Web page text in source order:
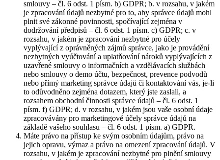
smlouvy – čl. 6 odst. 1 písm. b) GDPR; b. v rozsahu, v jakém
je zpracování údajů nezbytné pro to, aby správce údajů mohl
plnit své zákonné povinnosti, spočívající zejména v
dodržování předpisů – čl. 6 odst. 1 písm. c) GDPR; c. v
rozsahu, v jakém je zpracování nezbytné pro účely
vyplývající z oprávněných zájmů správce, jako je provádění
nezbytných vyúčtování a uplatňování nároků vyplývajících z
uzavřené smlouvy o informačních a vzdělávacích službách
nebo smlouvy o demo účtu, bezpečnost, prevence podvodů
nebo přímý marketing správce údajů či kontaktování vás, je-li
to odůvodněno zejména dotazem, který jste zaslali, a
rozsahem obchodní činnosti správce údajů – čl. 6 odst. 1
písm. f) GDPR; d. v rozsahu, v jakém jsou vaše osobní údaje
zpracovávány pro marketingové účely správce údajů na
základě vašeho souhlasu – čl. 6 odst. 1 písm. a) GDPR.
Máte právo na přístup ke svým osobním údajům, právo na
jejich opravu, výmaz a právo na omezení zpracování údajů. V
rozsahu, v jakém je zpracování nezbytné pro plnění smlouvy